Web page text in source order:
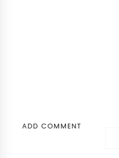
ADD COMMENT